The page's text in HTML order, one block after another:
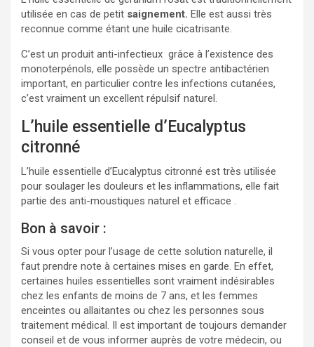
utilisée en cas de petit saignement. Elle est aussi très
reconnue comme étant une huile cicatrisante.
C’est un produit anti-infectieux grâce à l’existence des
monoterpénols, elle possède un spectre antibactérien
important, en particulier contre les infections cutanées,
c’est vraiment un excellent répulsif naturel.
L’huile essentielle d’Eucalyptus
citronné
L’huile essentielle d’Eucalyptus citronné est très utilisée
pour soulager les douleurs et les inflammations, elle fait
partie des anti-moustiques naturel et efficace .
Bon à savoir :
Si vous opter pour l’usage de cette solution naturelle, il
faut prendre note à certaines mises en garde. En effet,
certaines huiles essentielles sont vraiment indésirables
chez les enfants de moins de 7 ans, et les femmes
enceintes ou allaitantes ou chez les personnes sous
traitement médical. Il est important de toujours demander
conseil et de vous informer auprès de votre médecin, ou